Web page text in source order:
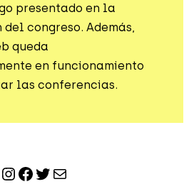
presentado en la
congreso. Además,
queda
en funcionamiento
las conferencias.
Instagram
Facebook
Twitter
Correo electrónico